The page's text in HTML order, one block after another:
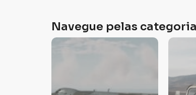
Navegue pelas